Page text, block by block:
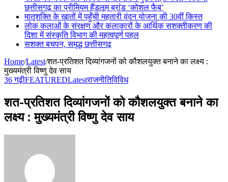
छत्तीसगढ़ का प्रीमियम हैंडलूम ब्रांड ‘कोशल फैब’
मातृशक्ति के खातों में पहुँची महतारी वंदन योजना की 30वीं किस्त
लोक कलाओं के संरक्षण और कलाकारों के आर्थिक सशक्तीकरण की
दिशा में संस्कृति विभाग की महत्वपूर्ण पहल
सशक्त बचपन, समृद्ध छत्तीसगढ़
Home/Latest/शत-प्रतिशत दिव्यांगजनों को कौशलयुक्त बनाने का लक्ष्य :
मुख्यमंत्री विष्णु देव साय
36 गढ़ीFEATUREDLatestराजनीतिविविध
शत-प्रतिशत दिव्यांगजनों को कौशलयुक्त बनाने का
लक्ष्य : मुख्यमंत्री विष्णु देव साय